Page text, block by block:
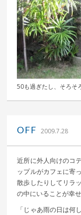
50も過ぎたし、そろそ
OFF 2009.7.28｜
込山
近所に外人向けのコ
ップルがカフェに寄
散歩したりしてリラ
の中にいることが幸
「じゃあ雨の日は何